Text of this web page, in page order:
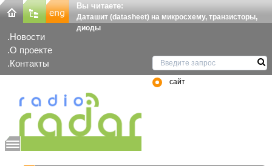
Вы читаете:
Даташит (datasheet) на микросхему, транзисторы,
диоды
Новости
О проекте
Контакты
сайт